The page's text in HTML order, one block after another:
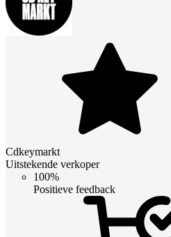
Cdkeymarkt
Uitstekende verkoper
100%
Positieve feedback